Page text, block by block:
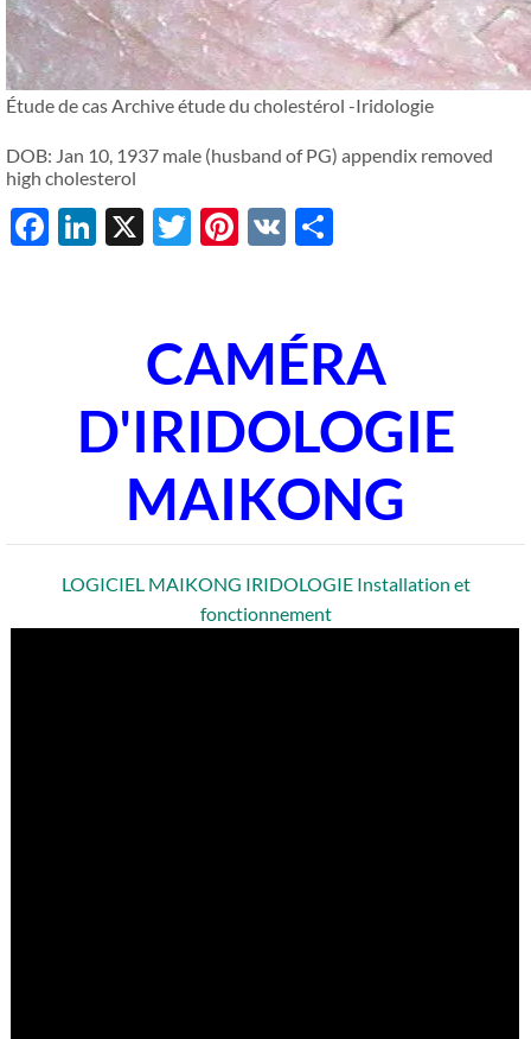
Étude de cas Archive étude du cholestérol -Iridologie
DOB: Jan 10, 1937 male (husband of PG) appendix removed
high cholesterol
Facebook
LinkedIn
X Twitter
Pinterest
VK
CAMÉRA
D'IRIDOLOGIE
MAIKONG
LOGICIEL MAIKONG IRIDOLOGIE Installation et
fonctionnement